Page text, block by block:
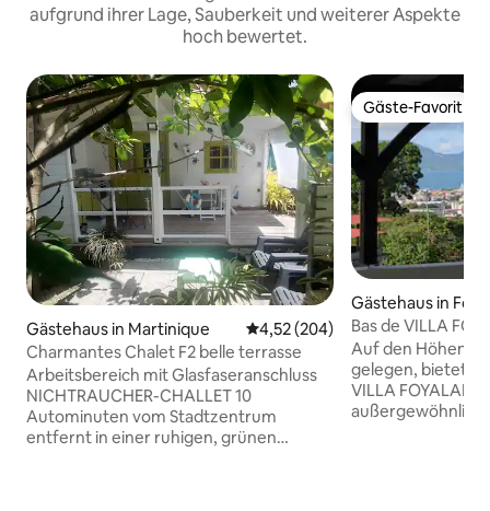
aufgrund ihrer Lage, Sauberkeit und weiterer Aspekte
hoch bewertet.
Gästehaus in Martinique Durchschnittliche Bewertung:
4,52 (204)
Charmantes Chalet F2 belle terrasse
Arbeitsbereich mit Glasfaseranschluss
NICHTRAUCHER-CHALLET 10
Autominuten vom Stadtzentrum
entfernt in einer ruhigen, grünen
Gäste-Favorit
Gäste-Favorit
Gästehaus in
Bas de VILLA
ausgestattetes
Auf den Höhen
gelegen, bietet
VILLA FOYALAISE